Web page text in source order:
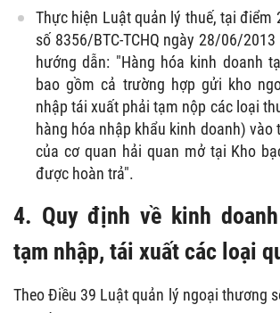
Thực hiện Luật quản lý thuế, tại điểm
số 8356/BTC-TCHQ ngày 28/06/
hướng dẫn: "Hàng hóa kinh doanh
bao gồm cả trường hợp gửi kho
nhập tái xuất phải tạm nộp các loại
hàng hóa nhập khẩu kinh doanh) vào
của cơ quan hải quan mở tại Kho
được hoàn trả".
4. Quy định về kinh
tạm nhập, tái xuất các loại
Theo Điều 39 Luật quản lý ngoại thương